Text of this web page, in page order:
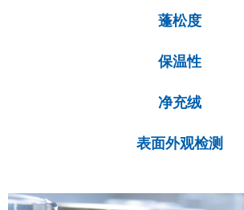
蓬松度
保温性
净充绒
表面外观检测